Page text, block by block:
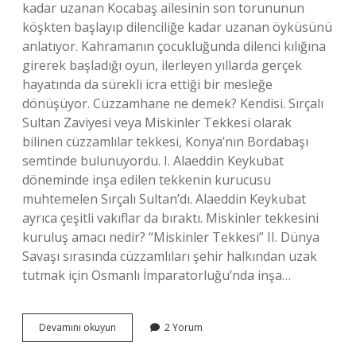
kadar uzanan Kocabaş ailesinin son torununun
köşkten başlayıp dilenciliğe kadar uzanan öyküsünü
anlatıyor. Kahramanın çocukluğunda dilenci kılığına
girerek başladığı oyun, ilerleyen yıllarda gerçek
hayatında da sürekli icra ettiği bir mesleğe
dönüşüyor. Cüzzamhane ne demek? Kendisi. Sırçalı
Sultan Zaviyesi veya Miskinler Tekkesi olarak
bilinen cüzzamlılar tekkesi, Konya’nın Bordabaşı
semtinde bulunuyordu. I. Alaeddin Keykubat
döneminde inşa edilen tekkenin kurucusu
muhtemelen Sırçalı Sultan’dı. Alaeddin Keykubat
ayrıca çeşitli vakıflar da bıraktı. Miskinler tekkesini
kuruluş amacı nedir? “Miskinler Tekkesi” II. Dünya
Savaşı sırasında cüzzamlıları şehir halkından uzak
tutmak için Osmanlı İmparatorluğu’nda inşa…
Devamını okuyun Üsküdarda
Vakıflar
2 Yorum